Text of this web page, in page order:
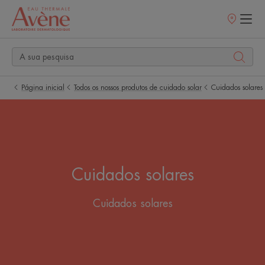
Pontos
Página inicial Todos os nossos produtos de cuidado solar Cuidados solares
Cuidados solares
Cuidados solares